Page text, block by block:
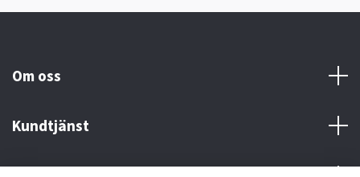
Om oss
Kundtjänst